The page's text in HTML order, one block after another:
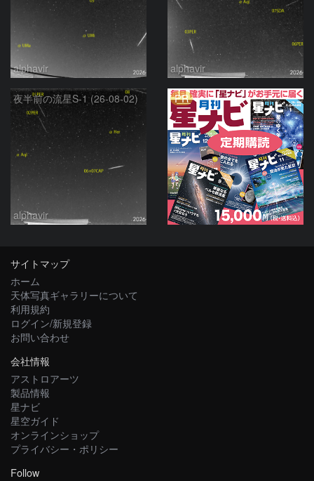
alphavir alphavir
夜半前の流星S-1 (26-08-02)
alphavir
PR
サイトマップ
ホーム
天体写真ギャラリーについて
利用規約
ログイン/新規登録
お問い合わせ
会社情報
アストロアーツ
製品情報
星ナビ
星空ガイド
オンラインショップ
プライバシー・ポリシー
Follow